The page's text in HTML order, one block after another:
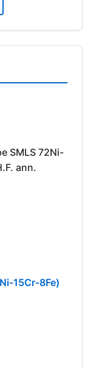
SMLS 72Ni-
ann.
15Cr-8Fe)